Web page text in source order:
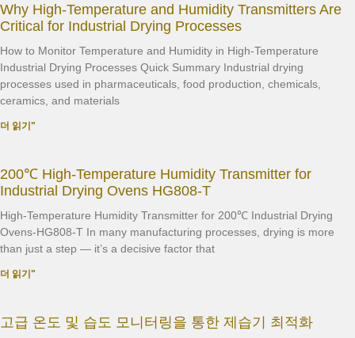
Why High-Temperature and Humidity Transmitters Are
Critical for Industrial Drying Processes
How to Monitor Temperature and Humidity in High-Temperature
Industrial Drying Processes Quick Summary Industrial drying
processes used in pharmaceuticals, food production, chemicals,
ceramics, and materials
더 읽기"
200℃ High-Temperature Humidity Transmitter for
Industrial Drying Ovens HG808-T
High-Temperature Humidity Transmitter for 200℃ Industrial Drying
Ovens-HG808-T In many manufacturing processes, drying is more
than just a step — it’s a decisive factor that
더 읽기"
고급 온도 및 습도 모니터링을 통한 제습기 최적화